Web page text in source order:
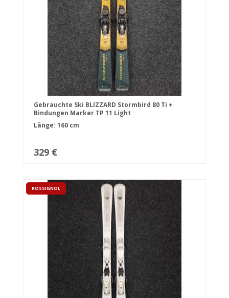
Gebrauchte Ski BLIZZARD Stormbird 80 Ti +
Bindungen Marker TP 11 Light
Länge: 160 cm
329 €
ROSSIGNOL